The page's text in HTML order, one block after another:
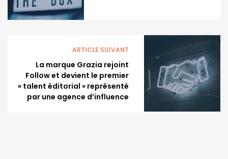
ARTICLE SUIVANT
La marque Grazia rejoint
Follow et devient le premier
« talent éditorial » représenté
par une agence d’influence